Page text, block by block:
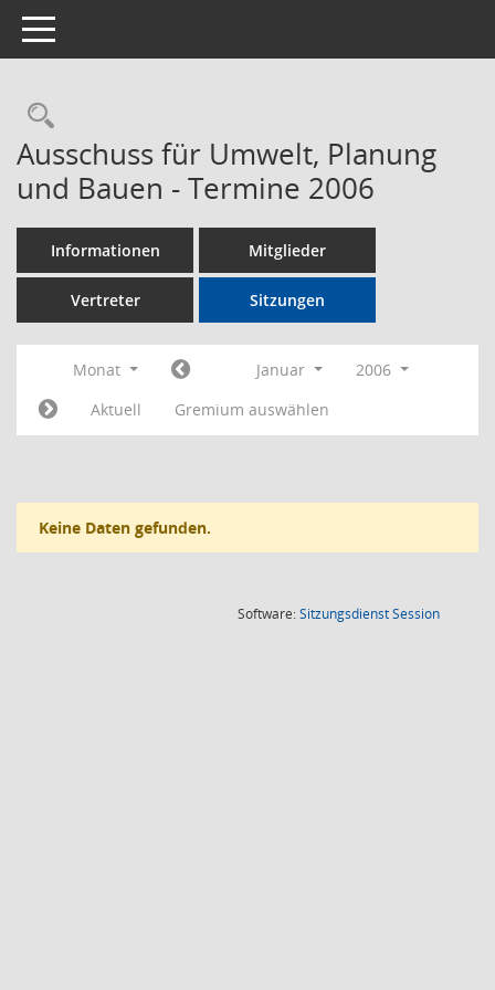
Toggle navigation
Rechercheauswahl
Ausschuss für Umwelt, Planung
und Bauen - Termine 2006
Informationen Mitglieder
Vertreter Sitzungen
Monat Januar
2006
Aktuell
Gremium auswählen
Keine Daten gefunden.
Software:SitzungsdienstSession(Wird in